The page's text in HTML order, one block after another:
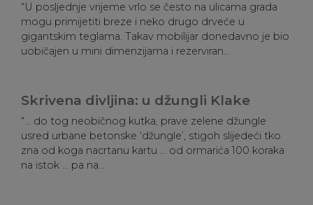
“U posljednje vrijeme vrlo se često na ulicama grada
mogu primijetiti breze i neko drugo drveće u
gigantskim teglama. Takav mobilijar donedavno je bio
uobičajen u mini dimenzijama i rezerviran...
Skrivena divljina: u džungli Klake
“… do tog neobičnog kutka, prave zelene džungle
usred urbane betonske ‘džungle’, stigoh slijedeći tko
zna od koga nacrtanu kartu … od ormarića 100 koraka
na istok … pa na...